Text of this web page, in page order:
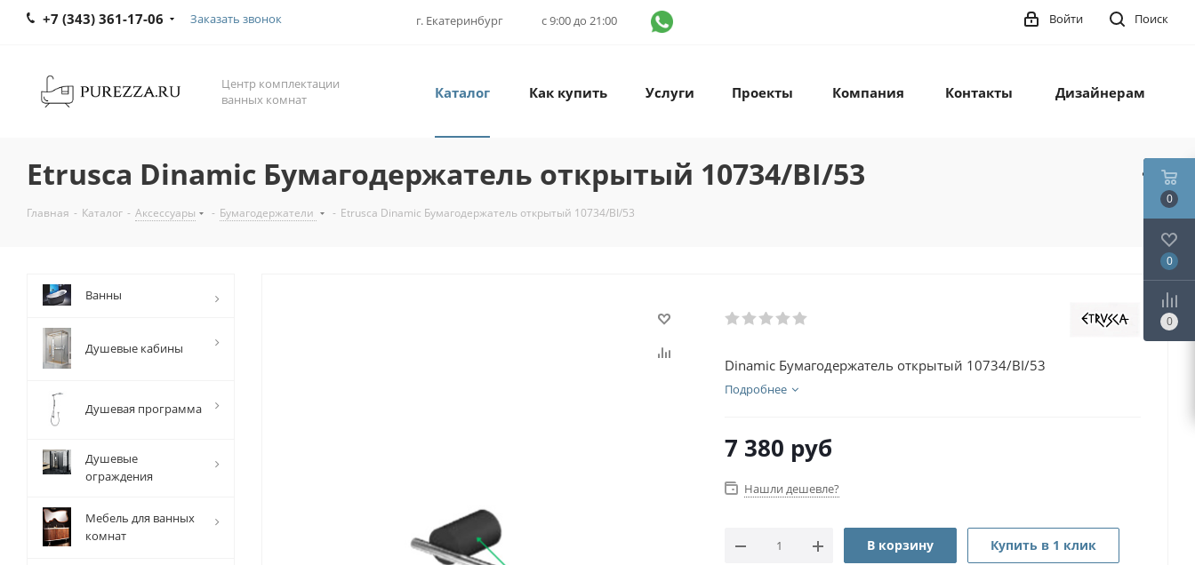
+7 (343) 361-17-06 Заказать звонок г. Екатеринбург с 9:00 до 21:00 Поиск
Войти
Центр комплектации
ванных комнат
Каталог Как купить Услуги Проекты Компания Контакты Дизайнерам
Etrusca Dinamic Бумагодержатель открытый 10734/BI/53
Главная - Каталог - Аксессуары - Бумагодержатели - Etrusca Dinamic Бумагодержатель открытый 10734/BI/53
Dinamic Бумагодержатель открытый 10734/BI/53
Подробнее
7 380 руб
Нашли дешевле?
В корзину Купить в 1 клик
Ванны
Душевые кабины
Душевая программа
Душевые
ограждения
Мебель для ванных
комнат
0
0
0